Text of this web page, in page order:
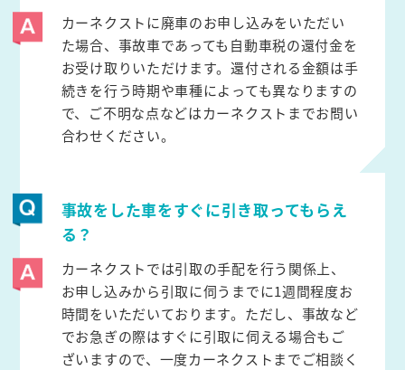
カーネクストに廃車のお申し込みをいただい
た場合、事故車であっても自動車税の還付金を
お受け取りいただけます。還付される金額は手
続きを行う時期や車種によっても異なりますの
で、ご不明な点などはカーネクストまでお問い
合わせください。
事故をした車をすぐに引き取ってもらえ
る？
カーネクストでは引取の手配を行う関係上、
お申し込みから引取に伺うまでに1週間程度お
時間をいただいております。ただし、事故など
でお急ぎの際はすぐに引取に伺える場合もご
ざいますので、一度カーネクストまでご相談く